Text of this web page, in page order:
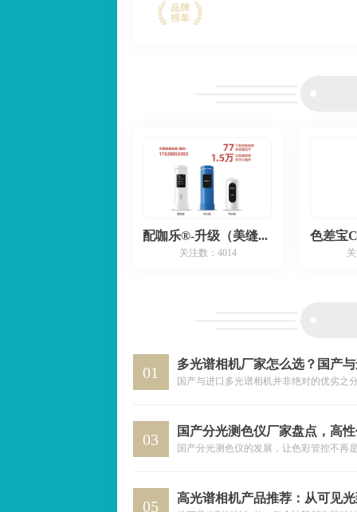
配咖乐®-升级（美缝配色专用）
关注数：4014
01
03
05